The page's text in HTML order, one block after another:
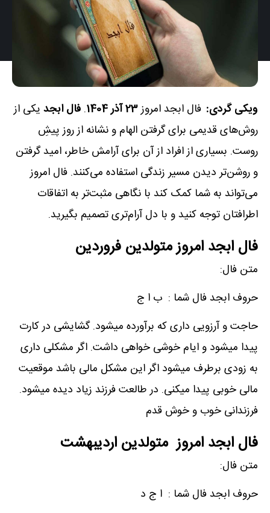
ویکی گردی: فال ابجد امروز23 آذر 1404 . فال ابجد یکی از
روش‌های قدیمی برای گرفتن الهام و نشانه از روز پیشِ
روست. بسیاری از افراد از آن برای آرامش خاطر، امید گرفتن
و روشن‌تر دیدن مسیر زندگی استفاده می‌کنند. فال امروز
می‌تواند به شما کمک کند با نگاهی مثبت‌تر به اتفاقات
اطرافتان توجه کنید و با دل آرام‌تری تصمیم بگیرید.
فال ابجد امروز متولدین فروردین
متن فال:
حروف ابجد فال شما : ب ا ج
حاجت و آرزویی داری که برآورده میشود. گشایشی در کارت
پیدا میشود و ایام خوشی خواهی داشت. اگر مشکلی داری
به زودی برطرف میشود اگر این مشکل مالی باشد موقعیت
مالی خوبی پیدا میکنی. در طالعت فرزند زیاد دیده میشود.
فرزندانی خوب و خوش قدم
فال ابجد امروز متولدین اردیبهشت
متن فال:
حروف ابجد فال شما : ا ج د